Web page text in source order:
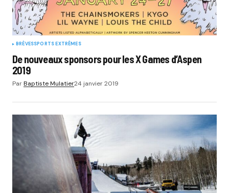
BRÈVESSPORTS EXTRÊMES
De nouveaux sponsors pour les X Games d’Aspen
2019
ParBaptiste Mulatier24 janvier 2019